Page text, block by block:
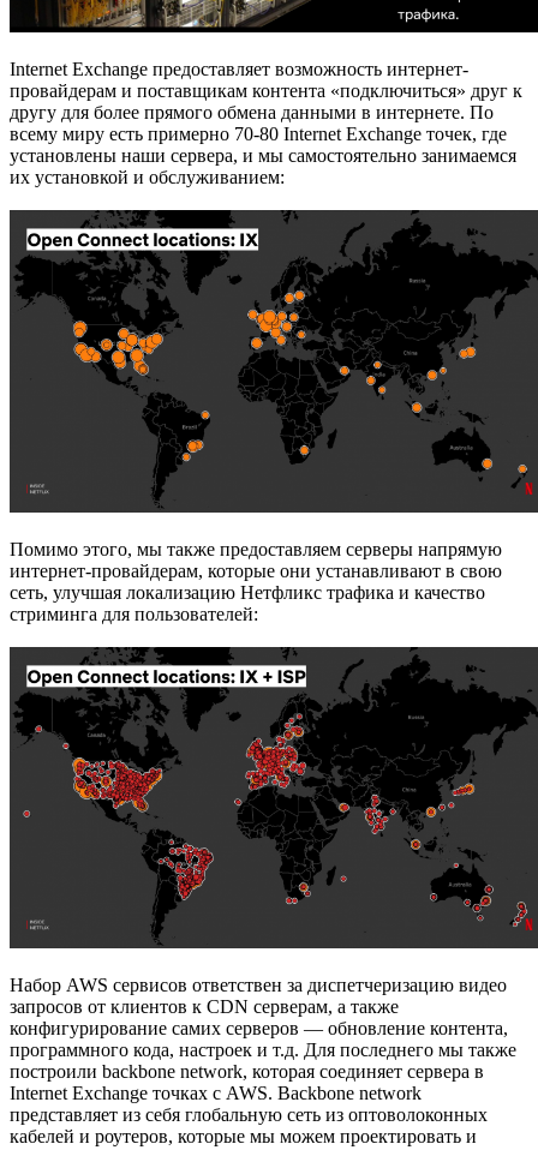
Internet Exchange предоставляет возможность интернет-
провайдерам и поставщикам контента «подключиться» друг к
другу для более прямого обмена данными в интернете. По
всему миру есть примерно 70-80 Internet Exchange точек, где
установлены наши сервера, и мы самостоятельно занимаемся
их установкой и обслуживанием:
Помимо этого, мы также предоставляем серверы напрямую
интернет-провайдерам, которые они устанавливают в свою
сеть, улучшая локализацию Нетфликс трафика и качество
стриминга для пользователей:
Набор AWS сервисов ответствен за диспетчеризацию видео
запросов от клиентов к CDN серверам, а также
конфигурирование самих серверов — обновление контента,
программного кода, настроек и т.д. Для последнего мы также
построили backbone network, которая соединяет сервера в
Internet Exchange точках с AWS. Backbone network
представляет из себя глобальную сеть из оптоволоконных
кабелей и роутеров, которые мы можем проектировать и